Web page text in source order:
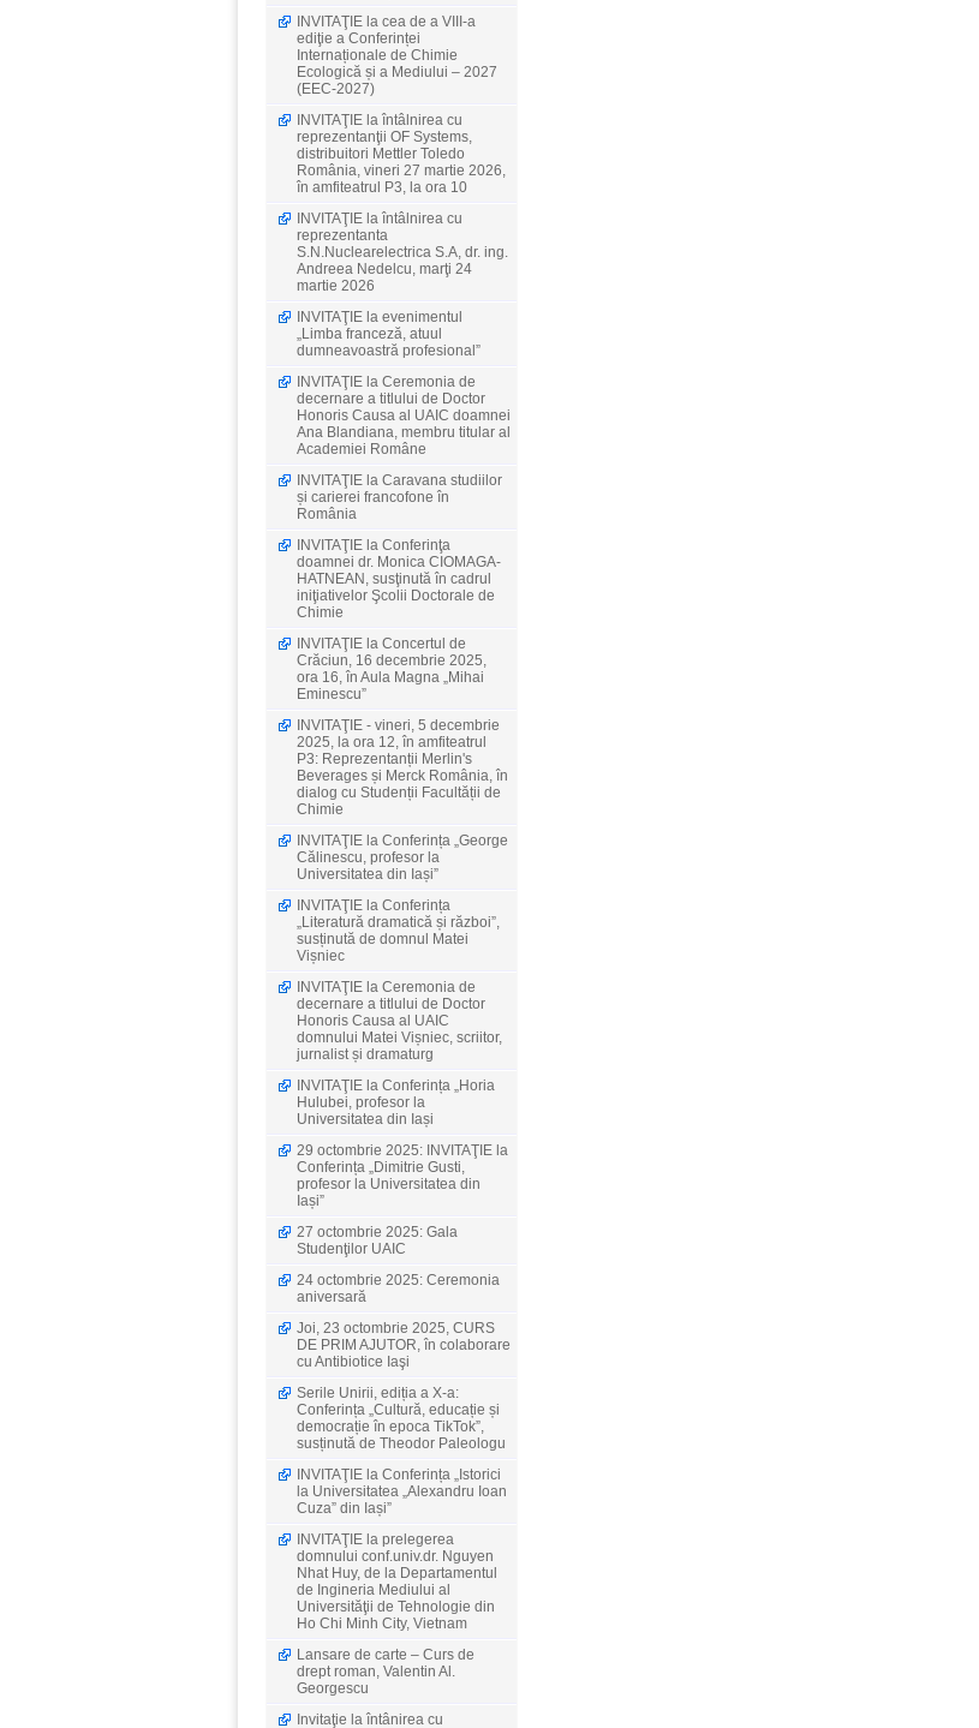
INVITAŢIE la cea de a VIII-a
ediţie a Conferinței
Internaționale de Chimie
Ecologică și a Mediului – 2027
(EEC-2027)
INVITAŢIE la întâlnirea cu
reprezentanţii OF Systems,
distribuitori Mettler Toledo
România, vineri 27 martie 2026,
în amfiteatrul P3, la ora 10
INVITAŢIE la întâlnirea cu
reprezentanta
S.N.Nuclearelectrica S.A, dr. ing.
Andreea Nedelcu, marţi 24
martie 2026
INVITAŢIE la evenimentul
„Limba franceză, atuul
dumneavoastră profesional”
INVITAŢIE la Ceremonia de
decernare a titlului de Doctor
Honoris Causa al UAIC doamnei
Ana Blandiana, membru titular al
Academiei Române
INVITAŢIE la Caravana studiilor
și carierei francofone în
România
INVITAŢIE la Conferinţa
doamnei dr. Monica CIOMAGA-
HATNEAN, susţinută în cadrul
iniţiativelor Şcolii Doctorale de
Chimie
INVITAŢIE la Concertul de
Crăciun, 16 decembrie 2025,
ora 16, în Aula Magna „Mihai
Eminescu”
INVITAŢIE - vineri, 5 decembrie
2025, la ora 12, în amfiteatrul
P3: Reprezentanții Merlin's
Beverages și Merck România, în
dialog cu Studenții Facultății de
Chimie
INVITAŢIE la Conferința „George
Călinescu, profesor la
Universitatea din Iași”
INVITAŢIE la Conferința
„Literatură dramatică și război”,
susținută de domnul Matei
Vișniec
INVITAŢIE la Ceremonia de
decernare a titlului de Doctor
Honoris Causa al UAIC
domnului Matei Vișniec, scriitor,
jurnalist și dramaturg
INVITAŢIE la Conferința „Horia
Hulubei, profesor la
Universitatea din Iași
29 octombrie 2025: INVITAŢIE la
Conferința „Dimitrie Gusti,
profesor la Universitatea din
Iași”
27 octombrie 2025: Gala
Studenţilor UAIC
24 octombrie 2025: Ceremonia
aniversară
Joi, 23 octombrie 2025, CURS
DE PRIM AJUTOR, în colaborare
cu Antibiotice Iaşi
Serile Unirii, ediția a X-a:
Conferința „Cultură, educație și
democrație în epoca TikTok”,
susținută de Theodor Paleologu
INVITAŢIE la Conferința „Istorici
la Universitatea „Alexandru Ioan
Cuza” din Iași”
INVITAŢIE la prelegerea
domnului conf.univ.dr. Nguyen
Nhat Huy, de la Departamentul
de Ingineria Mediului al
Universităţii de Tehnologie din
Ho Chi Minh City, Vietnam
Lansare de carte – Curs de
drept roman, Valentin Al.
Georgescu
Invitaţie la întânirea cu